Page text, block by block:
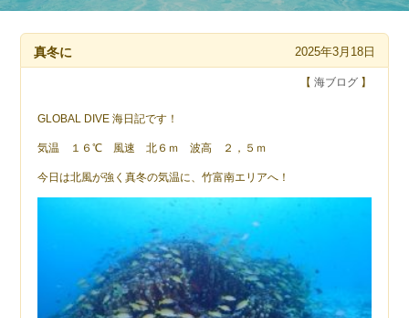
真冬に 2025年3月18日
【 海ブログ】
GLOBAL DIVE 海日記です！
気温 １６℃ 風速 北６ｍ 波高 ２，５ｍ
今日は北風が強く真冬の気温に、竹富南エリアへ！